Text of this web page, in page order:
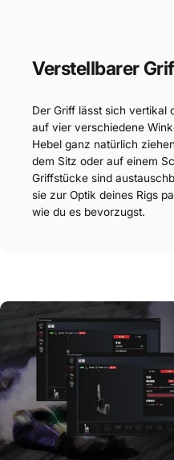
Verstellbarer
Der Griff lässt sich vertikal
auf vier verschiedene
Hebel ganz natürlich
dem Sitz oder auf einem
Griffstücke sind
sie zur Optik deines Rigs
wie du es bevorzugst.